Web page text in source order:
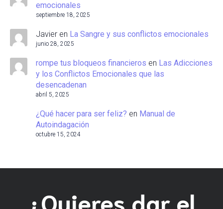
emocionales
septiembre 18, 2025
Javier en La Sangre y sus conflictos emocionales
junio 28, 2025
rompe tus bloqueos financieros en Las Adicciones
y los Conflictos Emocionales que las
desencadenan
abril 5, 2025
¿Qué hacer para ser feliz? en Manual de
Autoindagación
octubre 15, 2024
¿Quieres dar el